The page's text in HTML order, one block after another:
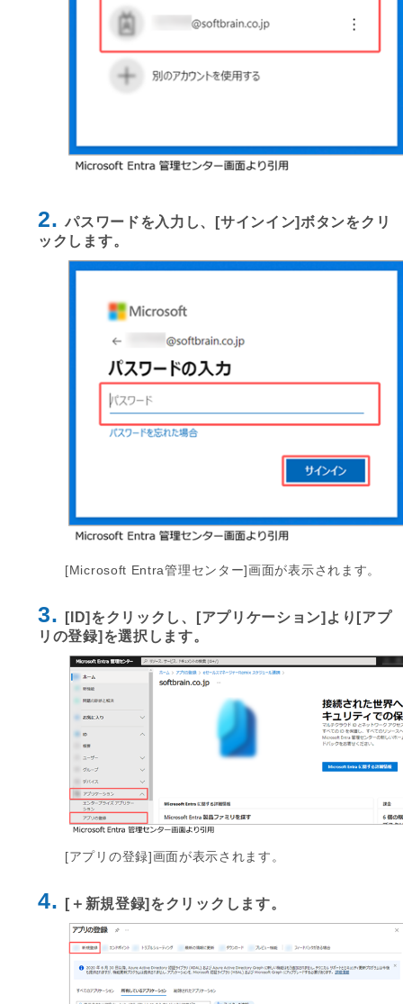
2. パスワードを入力し、[サインイン]ボタンをクリ
ックします。
[Microsoft Entra管理センター]画面が表示されます。
3.
[ID]をクリックし、[アプリケーション]より[アプ
リの登録]を選択します。
[アプリの登録]画面が表示されます。
4. [＋新規登録]をクリックします。